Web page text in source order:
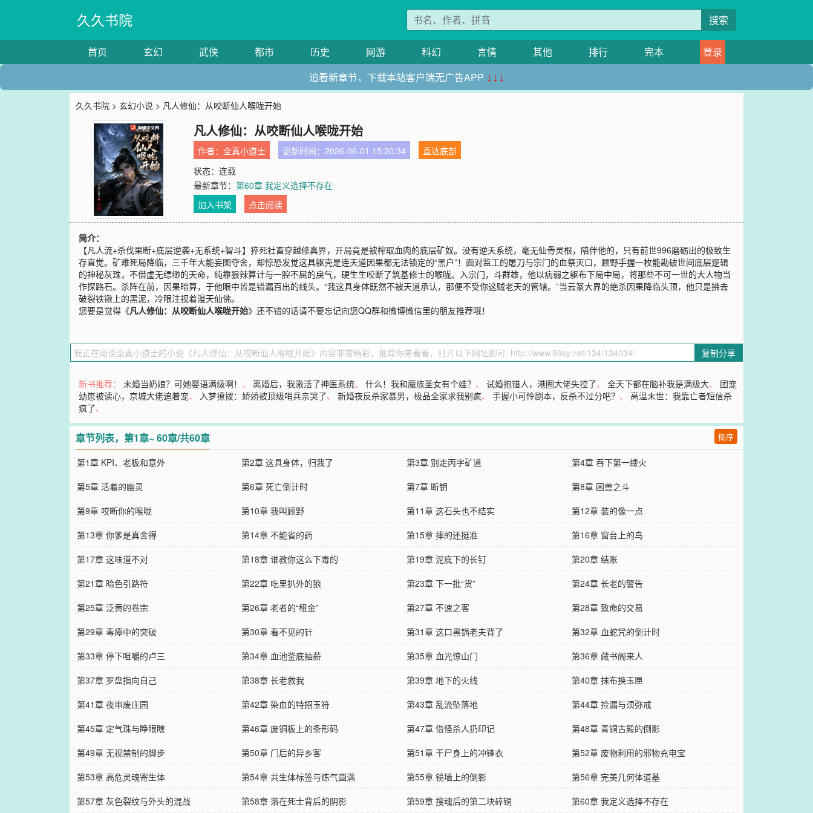
久久书院 搜索
首页 玄幻 武侠 都市 历史 网游 科幻 言情 其他 排行 完本
登录
追看新章节，下载本站客户端无广告APP ↓↓↓
久久书院 >玄幻小说 > 凡人修仙：从咬断仙人喉咙开始
凡人修仙：从咬断仙人喉咙开始
作者：全真小道士 更新时间：2026-06-01 15:20:34
直达底部
状态：连载
最新章节：第60章 我定义选择不存在
加入书架
点击阅读
简介：
【凡人流+杀伐果断+底层逆袭+无系统+智斗】猝死社畜穿越修真界，开局竟是被榨取血肉的底层矿奴。没有逆天系统，毫无仙骨灵根，陪伴他的，只有前世996磨砺出的极致生
存直觉。矿难死局降临，三千年大能妄图夺舍，却惊恐发觉这具躯壳是连天道因果都无法锁定的“黑户”！面对监工的屠刀与宗门的血祭灭口，顾野手握一枚能勘破世间底层逻辑
的神秘灰珠，不借虚无缥缈的天命，纯靠狠辣算计与一腔不屈的戾气，硬生生咬断了筑基修士的喉咙。入宗门，斗群雄，他以病弱之躯布下局中局，将那些不可一世的大人物当
作探路石。杀阵在前，因果暗算，于他眼中皆是错漏百出的线头。“我这具身体既然不被天道承认，那便不受你这贼老天的管辖。”当云篆大界的绝杀因果降临头顶，他只是拂去
破裂铁锹上的黑泥，冷眼注视着漫天仙佛。
您要是觉得《凡人修仙：从咬断仙人喉咙开始》还不错的话请不要忘记向您QQ群和微博微信里的朋友推荐哦！
复制分享
新书推荐：未婚当奶娘？可她婴语满级啊！ 、 离婚后，我激活了神医系统、什么！我和魔族圣女有个娃？ 、试婚抱错人，港圈大佬失控了、全天下都在脑补我是满级大、 团宠
幼崽被读心，京城大佬追着宠、 入梦撩拨：娇娇被顶级哨兵亲哭了、新婚夜反杀家暴男，极品全家求我别疯、手握小可怜剧本，反杀不过分吧？ 、高温末世：我靠亡者短信杀
疯了、
章节列表，第1章~ 60章/共60章 倒序
第1章 KPI、老板和意外 第2章 这具身体，归我了 第3章 别走丙字矿道
第4章 吞下第一缕火
第5章 活着的幽灵
第6章 死亡倒计时 第7章 断钥
第8章 困兽之斗
第9章 咬断你的喉咙
第10章 我叫顾野 第11章 这石头也不结实
第12章 装的像一点
第13章 你爹是真舍得
第14章 不能省的药 第15章 摔的还挺准
第16章 窗台上的鸟
第17章 这味道不对
第18章 谁教你这么下毒的 第19章 泥底下的长钉
第20章 结账
第21章 暗色引路符
第22章 吃里扒外的狼 第23章 下一批“货”
第24章 长老的警告
第25章 泛黄的卷宗
第26章 老者的“租金” 第27章 不速之客
第28章 致命的交易
第29章 毒瘴中的突破
第30章 看不见的针 第31章 这口黑锅老夫背了
第32章 血蛇咒的倒计时
第33章 停下咀嚼的卢三
第34章 血池釜底抽薪 第35章 血光惊山门
第36章 藏书阁来人
第37章 罗盘指向自己
第38章 长老救我 第39章 地下的火线
第40章 抹布换玉匣
第41章 夜审废庄园
第42章 染血的特招玉符 第43章 乱流坠落地
第44章 捡漏与须弥戒
第45章 定气珠与睁眼瞎
第46章 废铜板上的条形码 第47章 借怪杀人扔印记
第48章 青铜古殿的倒影
第49章 无视禁制的脚步
第50章 门后的异乡客 第51章 干尸身上的冲锋衣
第52章 废物利用的邪物充电宝
第53章 高危灵魂寄生体
第54章 共生体标签与炼气圆满 第55章 镜墙上的倒影
第56章 完美几何体道基
第57章 灰色裂纹与外头的混战
第58章 落在死士背后的阴影 第59章 搜魂后的第二块碎铜 第60章 我定义选择不存在